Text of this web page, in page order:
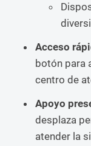
Acceso
botón para
centro de
Apoyo
desplaza
atender la